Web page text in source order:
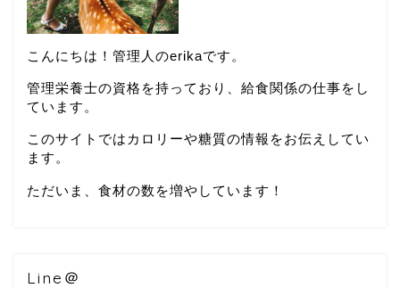
こんにちは！管理人のerikaです。
管理栄養士の資格を持っており、給食関係の仕事をし
ています。
このサイトではカロリーや糖質の情報をお伝えしてい
ます。
ただいま、食材の数を増やしています！
Line＠